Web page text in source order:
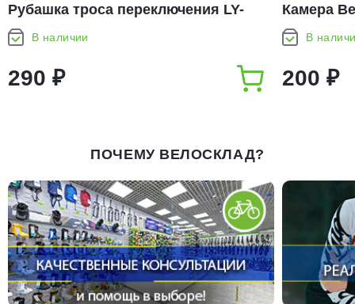
Рубашка троса переключения LY-
88030 Alligator 5-ти слойная (1м)
В наличии
290 ₽
Камера
В
200 ₽
ПОЧЕМУ ВЕЛОСКЛАД?